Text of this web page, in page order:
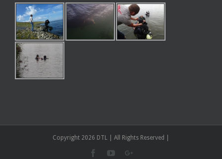
Copyright 2026 DTL | All Rights Reserved |
Facebook
YoutubeGoogle+